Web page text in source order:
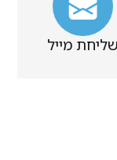
שליחת מייל